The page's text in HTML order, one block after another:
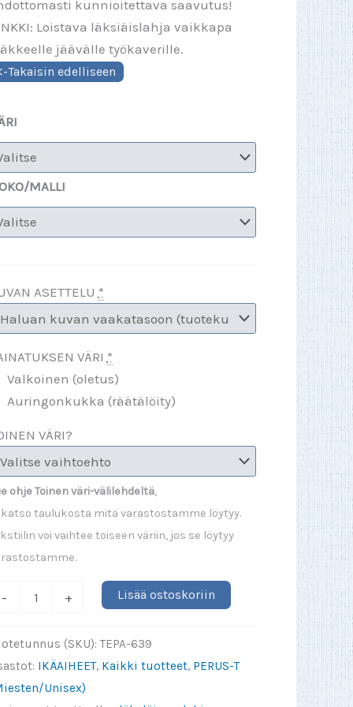
kunnioitettava saavutus!
Loistava läksiäislahja vaikkapa
jäävälle työkaverille.
MALLI
ASETTELU *
VÄRI *
Valkoinen (oletus)
Auringonkukka (räätälöity)
VÄRI?
ohje Toinen väri-välilehdeltä,
katso taulukosta mitä varastostamme löytyy.
voi vaihtee toiseen väriin, jos se löytyy
- + Lisää ostoskoriin
(SKU):TEPA-639
IKÄAIHEET, Kaikki tuotteet, PERUS-T
Unisex)